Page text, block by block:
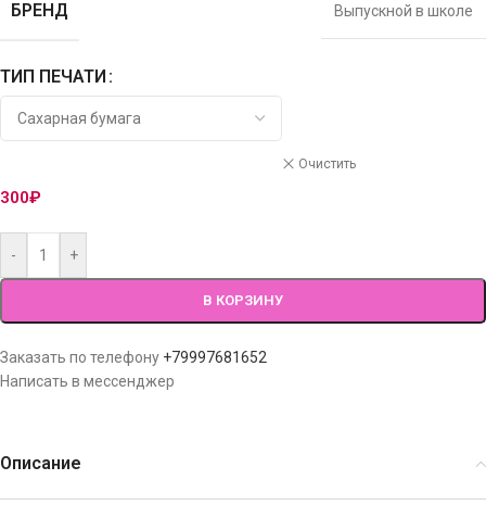
БРЕНД Выпускной в школе
ТИП ПЕЧАТИ
Очистить
300₽
- +
В КОРЗИНУ
Заказать по телефону +79997681652
Написать в мессенджер
Описание